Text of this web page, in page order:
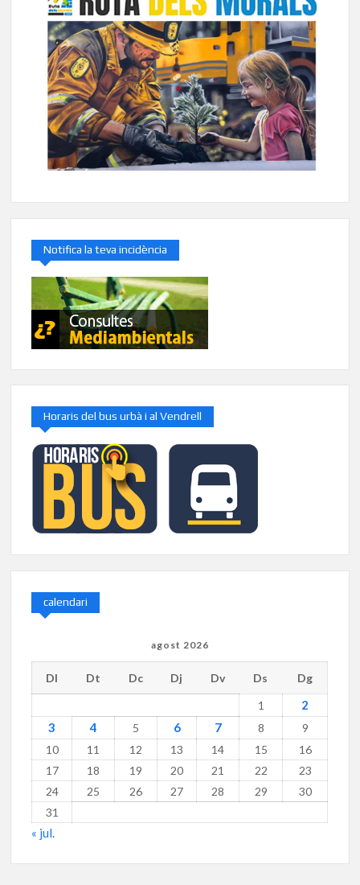
Notifica la teva incidència
Horaris del bus urbà i al Vendrell
calendari
agost 2026
Dl Dt Dc Dj Dv Ds
Dg
1
2
3
4 5 6 7 8
9
10
11 12 13 14 15
16
17
18 19 20 21 22
23
24
25 26 27 28 29
30
31
« jul.